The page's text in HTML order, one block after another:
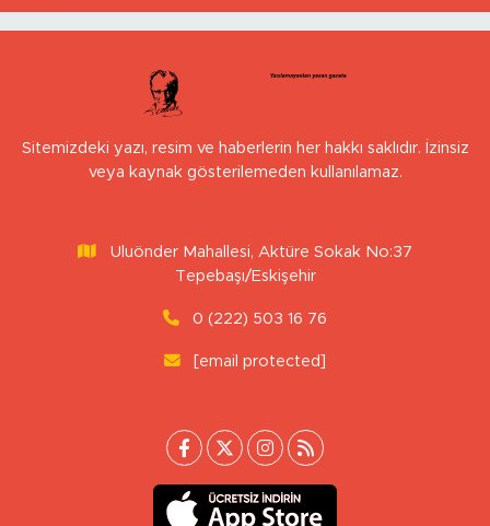
Sitemizdeki yazı, resim ve haberlerin her hakkı saklıdır. İzinsiz
veya kaynak gösterilemeden kullanılamaz.
Uluönder Mahallesi, Aktüre Sokak No:37
Tepebaşı/Eskişehir
0 (222) 503 16 76
[email protected]